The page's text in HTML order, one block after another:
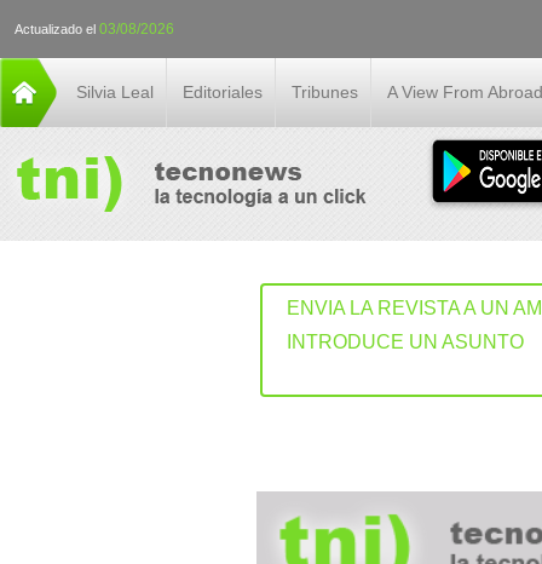
Actualizado el 03/08/2026
Silvia Leal Editoriales Tribunes A View From Abroad
ENVIA LA REVISTA A UN
INTRODUCE UN ASUNTO